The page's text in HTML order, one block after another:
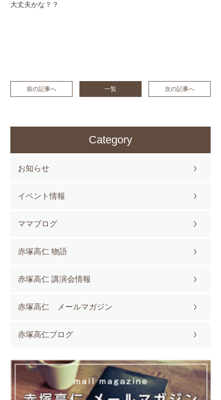
大丈夫かな？？
前の記事へ 一覧 次の記事へ
Category
お知らせ
イベント情報
ママブログ
赤塚高仁 物語
赤塚高仁 講演会情報
赤塚高仁 メールマガジン
赤塚高仁ブログ